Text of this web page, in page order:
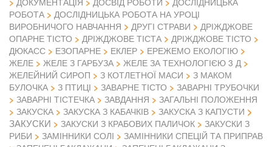
РОБОТА
ДОСЛІДНИЦЬКА РОБОТА НА УРОЦІ
ВИРОБНИЧОГО НАВЧАННЯ
ДРУГІ СТРАВИ
ДРІЖДЖОВЕ
ОПАРНЕ ТІСТО
ДРІЖДЖОВЕ ТІСТА
ДРІЖДЖОВЕ ТІСТО
ДЮКАСС
ЕЗОПАРНЕ ЕКЛЕР
ЕРЕЖЕМО ЕКОЛОГІЮ
ЖЕЛЕ
ЖЕЛЕ З ГАРБУЗА
ЖЕЛЕ ЗА ТЕХНОЛОГІЄЮ 3 Д
ЖЕЛЕЙНИЙ СИРОП
З КОТЛЕТНОЇ МАСИ
З МАКОМ
БУЛОЧКА
З ПТИЦІ ЗАВАРНЕ ТІСТО
ЗАВАРНІ ТРУБОЧКИ
ЗАВАРНІ ТІСТЕЧКА
ЗАВДАННЯ
ЗАГАЛЬНІ ПОЛОЖЕННЯ
ЗАКУСКА
ЗАКУСКА З КАБАЧКІВ ЗАКУСКА З КАПУСТИ
ЗАКУСКИ ЗАКУСКИ З КРАБОВИХ ПАЛИЧОК
ЗАКУСКИ З
РИБИ
ЗАМІННИКИ СОЛІ
ЗАМІННИКИ СПЕЦІЙ ТА ПРИПРАВ